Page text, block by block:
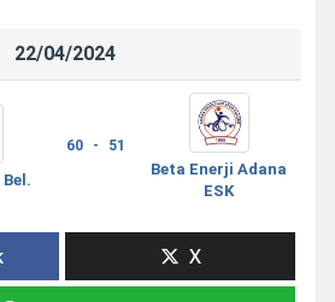
22/04/2024
60 - 51
Beta Enerji Adana
ESK
X